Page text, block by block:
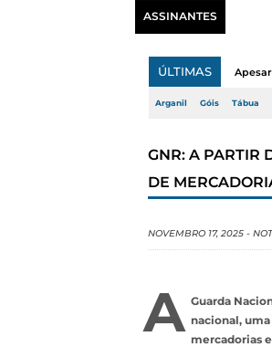
ASSINANTES
ÚLTIMAS
Arganil Góis Tábua
GNR: A PARTIR
DE
NOVEMBRO 17, 2025 -
A Guarda
nacional,
mercadorias